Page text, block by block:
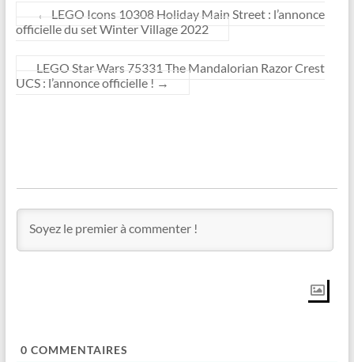
←
LEGO Icons 10308 Holiday Main Street : l’annonce
officielle du set Winter Village 2022
LEGO Star Wars 75331 The Mandalorian Razor Crest
UCS : l’annonce officielle ! →
0 COMMENTAIRES